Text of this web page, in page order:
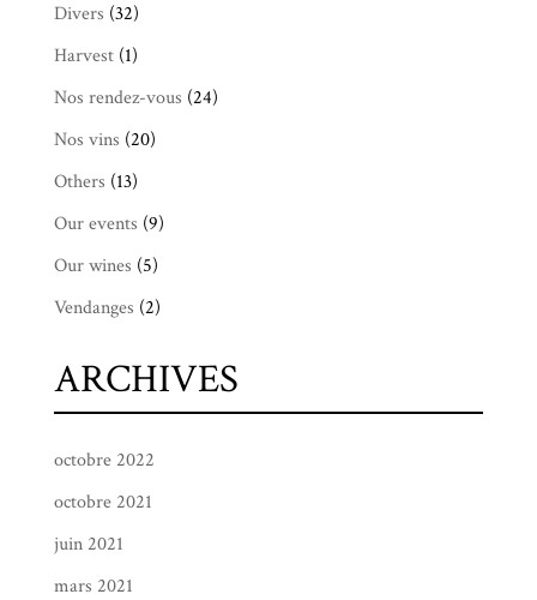
Divers (32)
Harvest(1)
Nos rendez-vous (24)
Nos vins (20)
Others (13)
Our events (9)
Our wines (5)
Vendanges (2)
ARCHIVES
octobre 2022
octobre 2021
juin 2021
mars 2021